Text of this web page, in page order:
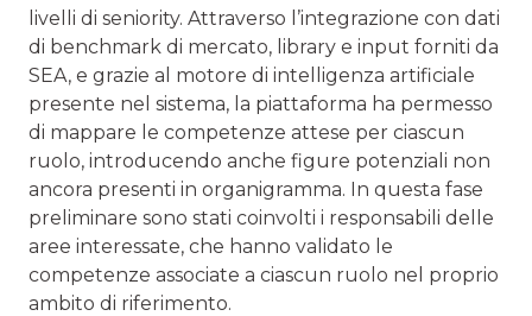
livelli di seniority. Attraverso l’integrazione con dati
di benchmark di mercato, library e input forniti da
SEA, e grazie al motore di intelligenza artificiale
presente nel sistema, la piattaforma ha permesso
di mappare le competenze attese per ciascun
ruolo, introducendo anche figure potenziali non
ancora presenti in organigramma. In questa fase
preliminare sono stati coinvolti i responsabili delle
aree interessate, che hanno validato le
competenze associate a ciascun ruolo nel proprio
ambito di riferimento.